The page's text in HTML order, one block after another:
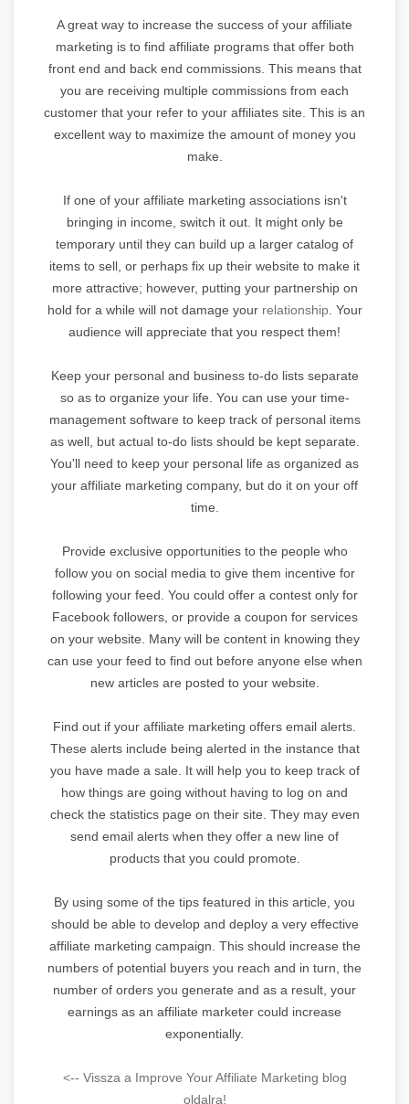
A great way to increase the success of your affiliate
marketing is to find affiliate programs that offer both
front end and back end commissions. This means that
you are receiving multiple commissions from each
customer that your refer to your affiliates site. This is an
excellent way to maximize the amount of money you
make.
If one of your affiliate marketing associations isn't
bringing in income, switch it out. It might only be
temporary until they can build up a larger catalog of
items to sell, or perhaps fix up their website to make it
more attractive; however, putting your partnership on
hold for a while will not damage your relationship. Your
audience will appreciate that you respect them!
Keep your personal and business to-do lists separate
so as to organize your life. You can use your time-
management software to keep track of personal items
as well, but actual to-do lists should be kept separate.
You'll need to keep your personal life as organized as
your affiliate marketing company, but do it on your off
time.
Provide exclusive opportunities to the people who
follow you on social media to give them incentive for
following your feed. You could offer a contest only for
Facebook followers, or provide a coupon for services
on your website. Many will be content in knowing they
can use your feed to find out before anyone else when
new articles are posted to your website.
Find out if your affiliate marketing offers email alerts.
These alerts include being alerted in the instance that
you have made a sale. It will help you to keep track of
how things are going without having to log on and
check the statistics page on their site. They may even
send email alerts when they offer a new line of
products that you could promote.
By using some of the tips featured in this article, you
should be able to develop and deploy a very effective
affiliate marketing campaign. This should increase the
numbers of potential buyers you reach and in turn, the
number of orders you generate and as a result, your
earnings as an affiliate marketer could increase
exponentially.
<-- Vissza a Improve Your Affiliate Marketing blog
oldalra!